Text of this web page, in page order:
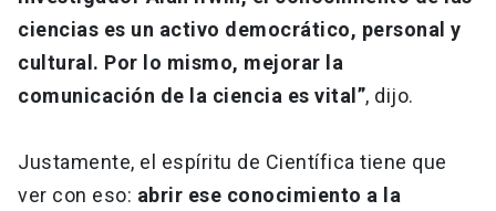
ciencias es un activo democrático, personal y
cultural. Por lo mismo, mejorar la
comunicación de la ciencia es vital”, dijo.
Justamente, el espíritu de Científica tiene que
ver con eso: abrir ese conocimiento a la